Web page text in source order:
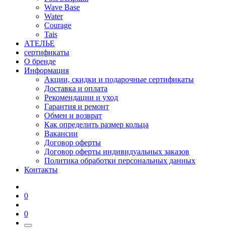
Wave Base
Water
Courage
Tais
АТЕЛЬЕ
сертификаты
О бренде
Информация
Акции, скидки и подарочные сертификаты
Доставка и оплата
Рекомендации и уход
Гарантия и ремонт
Обмен и возврат
Как определить размер кольца
Вакансии
Договор оферты
Договор оферты индивидуальных заказов
Политика обработки персональных данных
Контакты
0
0